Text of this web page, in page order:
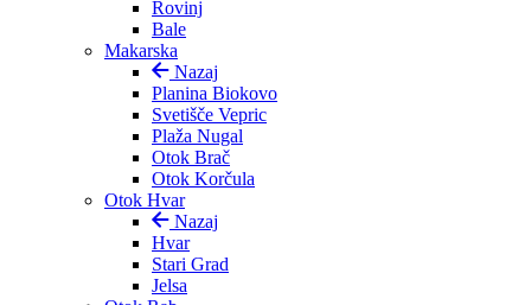
Rovinj
Bale
Makarska
Nazaj
Planina Biokovo
Svetišče Vepric
Plaža Nugal
Otok Brač
Otok Korčula
Otok Hvar
Nazaj
Hvar
Stari Grad
Jelsa